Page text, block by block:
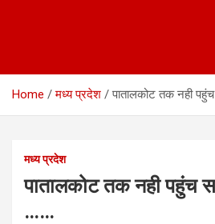
Home मध्य प्रदेश पातालकोट तक नही
मध्य प्रदेश
पातालकोट तक नही पहुंच
……